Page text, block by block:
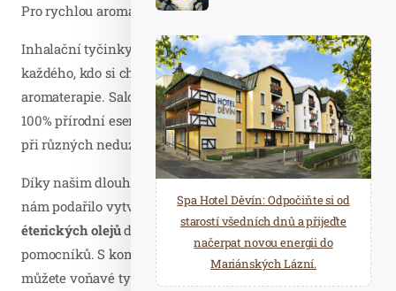
Pro rychlou aromaterapii kdykoliv a kdekoliv
Inhalační tyčinky jsou must-have pomocníkem pro
každého, kdo si chce jednoduše a rychle dopřát účinky
aromaterapie. Saloos inhalační tyčinky obsahují pouze
100% přírodní esenciální oleje pečlivě vybrané na pomoc
při různých neduzích.
Díky našim dlouholetým zkušenostem v aromaterapii se
nám podařilo vytvořit optimální směsi vybraných
éterických olejůdo těchto šikovných přírodních
pomocníků. S kompaktním a praktickým balením
můžete voňavé tyčinky mít při ruce stále – doma i na
Spa Hotel Děvín: Odpočiňte si od
starostí všedních dnů a přijeďte
načerpat novou energii do
Mariánských Lázní.
Saunový ráj Holice: Odpočinek a
relaxace v oáze klidu a pohody.
Několik druhů saun a různé
možnosti ochlazení.